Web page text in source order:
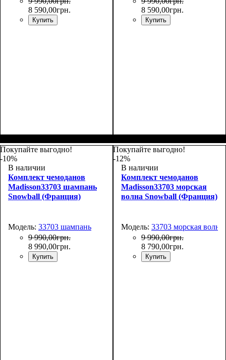
8 590,00грн.
Купить
8 590,00грн.
Купить
Покупайте выгодно!
-10%
В наличии
Комплект чемоданов
Madisson33703 шампань
Snowball (Франция)
Модель: 33703 шампань
9 990,00грн.
8 990,00грн.
Купить
Покупайте выгодно!
-12%
В наличии
Комплект чемоданов
Madisson33703 морская
волна Snowball (Франция)
Модель: 33703 морская волна
9 990,00грн.
8 790,00грн.
Купить